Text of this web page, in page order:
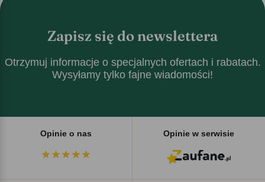
Zapisz się do newslettera
Otrzymuj informacje o specjalnych ofertach i rabatach.
Wysyłamy tylko fajne wiadomości!
Opinie o nas Opinie w serwisie